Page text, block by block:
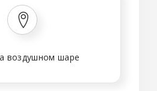
воздушном шаре